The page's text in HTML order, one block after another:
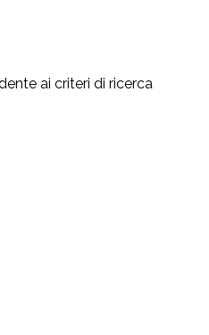
ai criteri di ricerca